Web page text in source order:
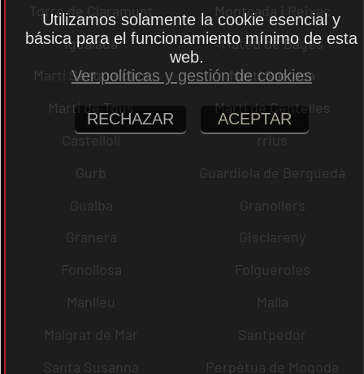
Torre de Claramunt
Montcada i Reixac
Igualada
Mateu de Bages
Martí Sesgueioles
Martí Sarroca
Martí de Tous
Martí de Centelles
Castellolí
rrius
Gurb
Guardiola de Berguedà
Gualba
Granollers
Granera
Gisclareny
Fonollosa
Folgueroles
Manlleu
Malla
Malgrat de Mar
Santpedor
Santa Susanna
Perpètua de Mogoda
Utilizamos solamente la cookie esencial y
básica para el funcionamiento mínimo de esta
web.
Ver políticas y gestión de cookies
RECHAZAR ACEPTAR